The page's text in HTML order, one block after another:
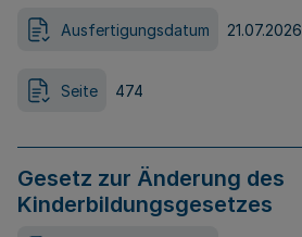
Ausfertigungsdatum 21.07.2026
Seite 474
Gesetz zur Änderung des
Kinderbildungsgesetzes